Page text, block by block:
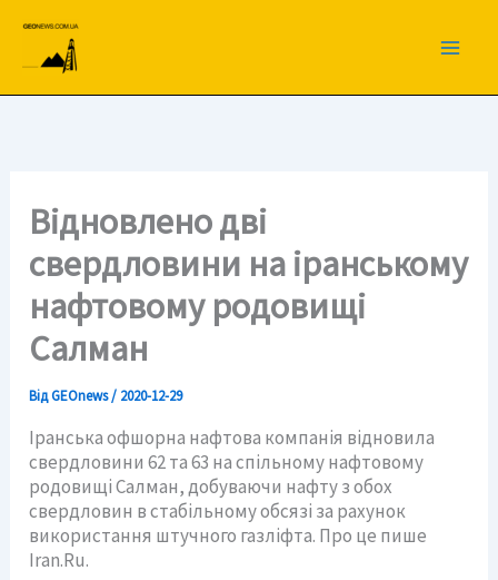
вмісту
Відновлено дві
свердловини на іранському
нафтовому родовищі
Салман
ВідGEOnews/ 2020-12-29
Іранська офшорна нафтова компанія відновила
свердловини 62 та 63 на спільному нафтовому
родовищі Салман, добуваючи нафту з обох
свердловин в стабільному обсязі за рахунок
використання штучного газліфта. Про це пише
Iran.Ru.